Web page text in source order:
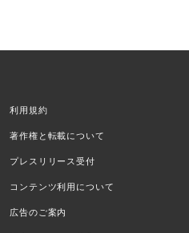
利用規約
著作権と転載について
プレスリリース受付
コンテンツ利用について
広告のご案内